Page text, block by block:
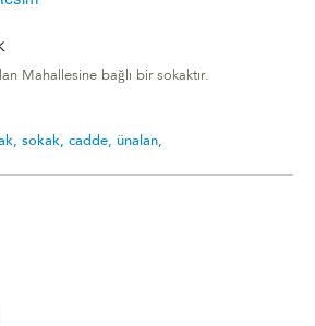
Mahallesine bağlı bir sokaktır.
sokak, cadde, ünalan,